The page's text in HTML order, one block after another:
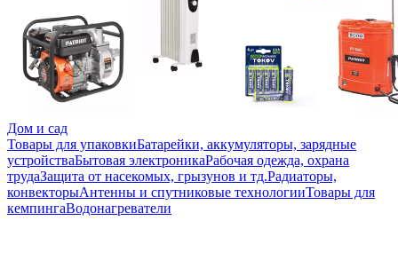
Дом и сад
Товары для упаковкиБатарейки, аккумуляторы, зарядные
устройстваБытовая электроникаРабочая одежда, охрана
трудаЗащита от насекомых, грызунов и тд.Радиаторы,
конвекторыАнтенны и спутниковые технологииТовары для
кемпингаВодонагреватели